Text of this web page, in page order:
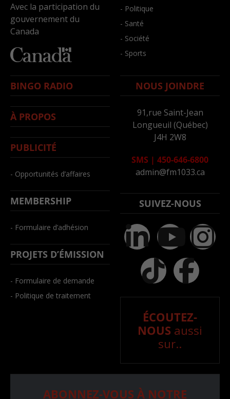
Avec la participation du
gouvernement du
Canada
- Politique
- Santé
- Société
- Sports
BINGO RADIO
À PROPOS
PUBLICITÉ
- Opportunités d’affaires
MEMBERSHIP
- Formulaire d’adhésion
PROJETS D’ÉMISSION
- Formulaire de demande
- Politique de traitement
NOUS JOINDRE
91,rue Saint-Jean
Longueuil (Québec)
J4H 2W8
SMS | 450-646-6800
admin@fm1033.ca
SUIVEZ-NOUS
ÉCOUTEZ-
NOUS aussi
sur..
ABONNEZ-VOUS À NOTRE